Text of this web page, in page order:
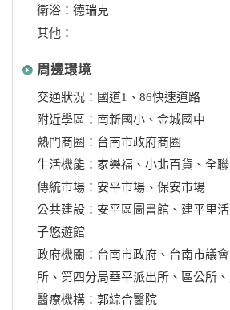
衛浴：德瑞克
其他：
周邊環境
交通狀況：國道1、86快速道路
附近學區：南新國小、金城國中
熱門商圈：台南市政府商圈
生活機能：家樂福、小北百貨、全
傳統市場：安平市場、保安市場
公共建設：安平區圖書館、建平里
子悠遊館
政府機關：台南市政府、台南市議
所、第四分局華平派出所、區公所
醫療機構：郭綜合醫院